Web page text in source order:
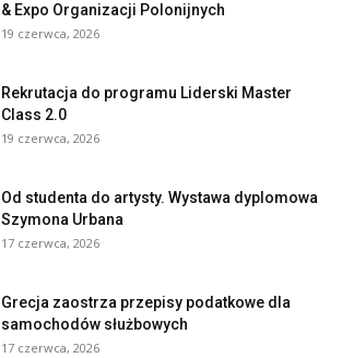
& Expo Organizacji Polonijnych
19 czerwca, 2026
Rekrutacja do programu Liderski Master
Class 2.0
19 czerwca, 2026
Od studenta do artysty. Wystawa dyplomowa
Szymona Urbana
17 czerwca, 2026
Grecja zaostrza przepisy podatkowe dla
samochodów służbowych
17 czerwca, 2026